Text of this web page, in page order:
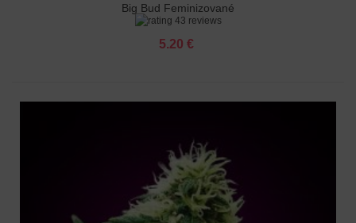
Big Bud Feminizované
43 reviews
5.20 €